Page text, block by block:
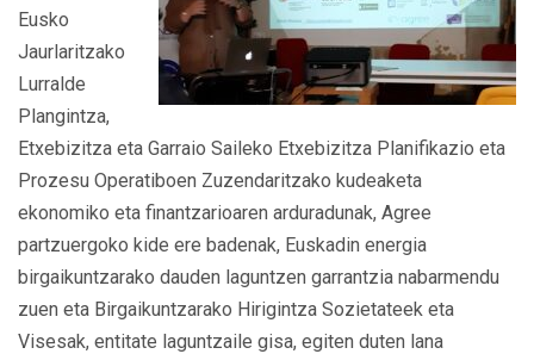
Eusko
Jaurlaritzako
Lurralde
Plangintza,
Etxebizitza eta Garraio Saileko Etxebizitza Planifikazio eta
Prozesu Operatiboen Zuzendaritzako kudeaketa
ekonomiko eta finantzarioaren arduradunak, Agree
partzuergoko kide ere badenak, Euskadin energia
birgaikuntzarako dauden laguntzen garrantzia nabarmendu
zuen eta Birgaikuntzarako Hirigintza Sozietateek eta
Visesak, entitate laguntzaile gisa, egiten duten lana